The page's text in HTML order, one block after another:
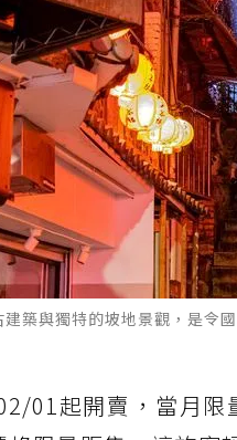
築與獨特的坡地景觀，是令
01起開賣，當月